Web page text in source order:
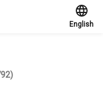
English